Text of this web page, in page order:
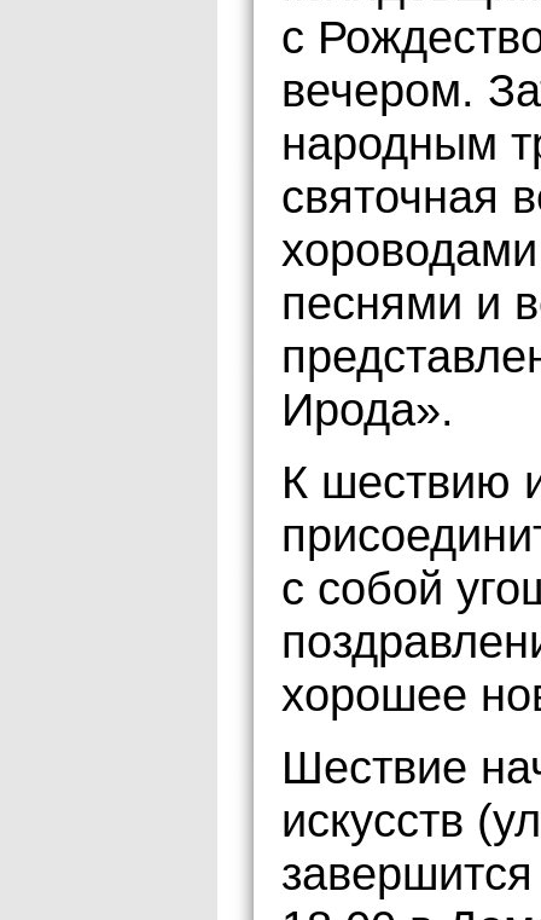
с
вечером.
народным
святочная
песнями и
Ирода».
К шествию
с собой
хорошее
Шествие
искусств